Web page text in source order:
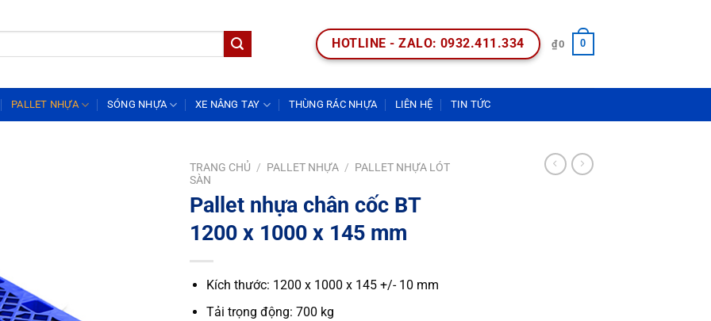
HOTLINE - ZALO: 0932.411.334 ₫0 0
PALLET NHỰA SÓNG NHỰA XE NÂNG TAY THÙNG RÁC NHỰA LIÊN HỆ TIN TỨC
TRANG CHỦ / PALLET NHỰA / PALLET NHỰA LÓT
SÀN
Pallet nhựa chân cốc BT
1200 x 1000 x 145 mm
Kích thước: 1200 x 1000 x 145 +/- 10 mm
Tải trọng động: 700 kg